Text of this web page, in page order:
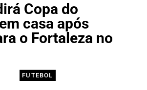
Copa do
casa após
o Fortaleza no
FUTEBOL